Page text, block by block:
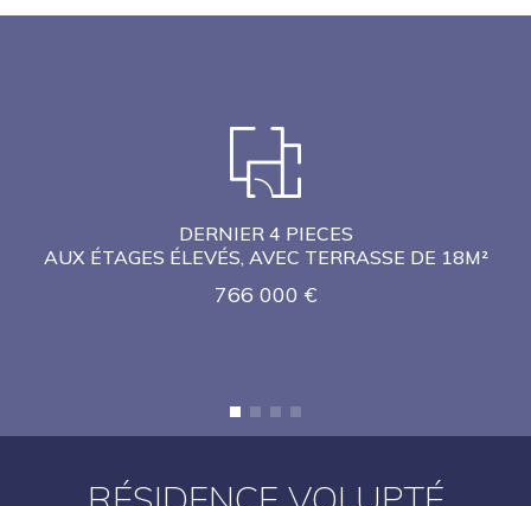
DERNIER 4 PIECES
AUX ÉTAGES ÉLEVÉS, AVEC TERRASSE DE 18M²
766 000 €
PRESTATIONS RAFFINÉES
belle exposition sud Est